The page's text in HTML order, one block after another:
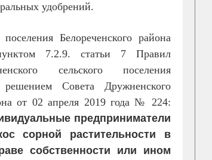
удобрений.
Белореченского района
7.2.9. статьи 7 Правил
сельского поселения
решением Совета Дружненского
от 02 апреля 2019 года № 224:
предприниматели
сорной растительности в
собственности или ином